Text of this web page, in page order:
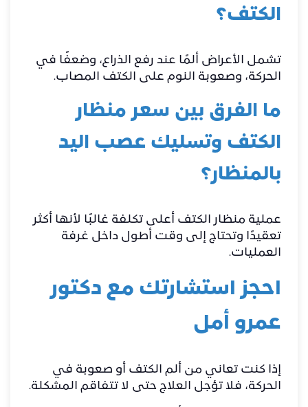
الكتف؟
تشمل الأعراض ألمًا عند رفع الذراع، وضعفًا في
الحركة، وصعوبة النوم على الكتف المصاب.
ما الفرق بين سعر منظار
الكتف وتسليك عصب اليد
بالمنظار؟
عملية منظار الكتف أعلى تكلفة غالبًا لأنها أكثر
تعقيدًا وتحتاج إلى وقت أطول داخل غرفة
العمليات.
احجز استشارتك مع دكتور
عمرو أمل
إذا كنت تعاني من ألم الكتف أو صعوبة في
الحركة، فلا تؤجل العلاج حتى لا تتفاقم المشكلة.